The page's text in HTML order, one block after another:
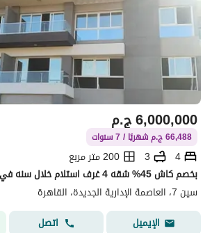
ج.م6,000,000
66,488 ج.م شهريًا / 7 سنوات
4
3
200 متر مربع
سين 7، العاصمة الإدارية الجديدة، القاهرة
الإيميل
اتصل